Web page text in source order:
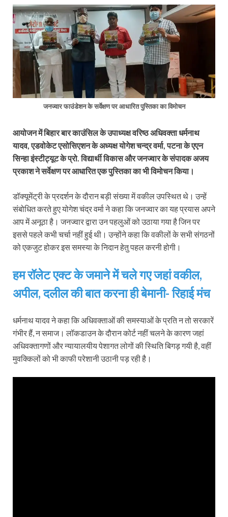
जनज्वार फाउंडेशन के सर्वेक्षण पर आधारित पुस्तिका का विमोचन
आयोजन में बिहार बार काउंसिल के उपाध्यक्ष वरिष्ठ अधिवक्ता धर्मनाथ
यादव, एडवोकेट एसोसिएशन के अध्यक्ष योगेश चन्द्र वर्मा, पटना के एएन
सिन्हा इंस्टीट्यूट के प्रो. विद्यार्थी विकास और जनज्वार के संपादक अजय
प्रकाश ने सर्वेक्षण पर आधारित एक पुस्तिका का भी विमोचन किया।
डॉक्यूमेंट्री के प्रदर्शन के दौरान बड़ी संख्या में वकील उपस्थित थे। उन्‍हें
संबोधित करते हुए योगेश चंद्र वर्मा ने कहा कि जनज्वार का यह प्रयास अपने
आप में अनूठा है। जनज्वार द्वारा उन पहलुओं को उठाया गया है जिन पर
इससे पहले कभी चर्चा नहीं हुई थी। उन्होंने कहा कि वकीलों के सभी संगठनों
को एकजुट होकर इस समस्या के निदान हेतु पहल करनी होगी।
हम रॉलेट एक्ट के जमाने में चले गए जहां वकील,
अपील, दलील की बात करना ही बेमानी- रिहाई मंच
धर्मनाथ यादव ने कहा कि अधिवक्ताओं की समस्याओं के प्रति न तो सरकारें
गंभीर हैं, न समाज। लॉकडाउन के दौरान कोर्ट नहीं चलने के कारण जहां
अधिवक्तागणों और न्यायालयीय पेशागत लोगों की स्थिति बिगड़ गयी है, वहीं
मुवक्किलों को भी काफी परेशानी उठानी पड़ रही है।